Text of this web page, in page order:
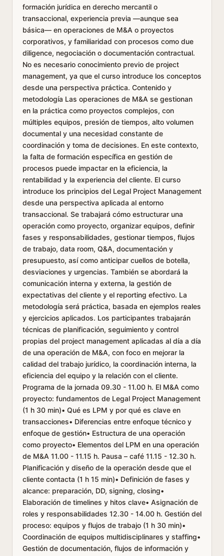
formación jurídica en derecho mercantil o
transaccional, experiencia previa —aunque sea
básica— en operaciones de M&A o proyectos
corporativos, y familiaridad con procesos como due
diligence, negociación o documentación contractual.
No es necesario conocimiento previo de project
management, ya que el curso introduce los conceptos
desde una perspectiva práctica. Contenido y
metodología Las operaciones de M&A se gestionan
en la práctica como proyectos complejos, con
múltiples equipos, presión de tiempos, alto volumen
documental y una necesidad constante de
coordinación y toma de decisiones. En este contexto,
la falta de formación específica en gestión de
procesos puede impactar en la eficiencia, la
rentabilidad y la experiencia del cliente. El curso
introduce los principios del Legal Project Management
desde una perspectiva aplicada al entorno
transaccional. Se trabajará cómo estructurar una
operación como proyecto, organizar equipos, definir
fases y responsabilidades, gestionar tiempos, flujos
de trabajo, data room, Q&A, documentación y
presupuesto, así como anticipar cuellos de botella,
desviaciones y urgencias. También se abordará la
comunicación interna y externa, la gestión de
expectativas del cliente y el reporting efectivo. La
metodología será práctica, basada en ejemplos reales
y ejercicios aplicados. Los participantes trabajarán
técnicas de planificación, seguimiento y control
propias del project management aplicadas al día a día
de una operación de M&A, con foco en mejorar la
calidad del trabajo jurídico, la coordinación interna, la
eficiencia del equipo y la relación con el cliente.
Programa de la jornada 09.30 - 11.00 h. El M&A como
proyecto: fundamentos de Legal Project Management
(1 h 30 min)• Qué es LPM y por qué es clave en
transacciones• Diferencias entre enfoque técnico y
enfoque de gestión• Estructura de una operación
como proyecto• Elementos del LPM en una operación
de M&A 11.00 - 11.15 h. Pausa – café 11.15 - 12.30 h.
Planificación y diseño de la operación desde que el
cliente contacta (1 h 15 min)• Definición de fases y
alcance: preparación, DD, signing, closing•
Elaboración de timelines y hitos clave• Asignación de
roles y responsabilidades 12.30 - 14.00 h. Gestión del
proceso: equipos y flujos de trabajo (1 h 30 min)•
Coordinación de equipos multidisciplinares y staffing•
Gestión de documentación, flujos de información y